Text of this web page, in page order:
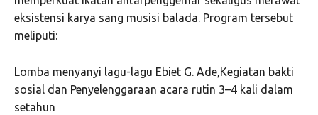
eksistensi karya sang musisi balada. Program tersebut
meliputi:
Lomba menyanyi lagu-lagu Ebiet G. Ade,Kegiatan bakti
sosial dan Penyelenggaraan acara rutin 3–4 kali dalam
setahun